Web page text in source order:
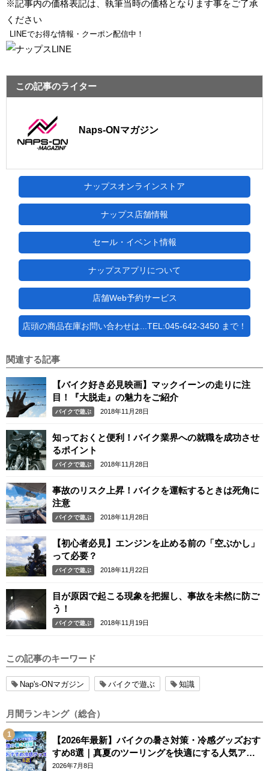
※記事内の価格表記は、執筆当時の価格となります事をご了承
ください
LINEでお得な情報・クーポン配信中！
この記事のライター
Naps-ONマガジン
ナップスオンラインストア
ナップス店舗情報
セール・イベント情報
ナップスアプリについて
店舗Web予約サービス
店頭の商品在庫お問い合わせは...TEL:045-642-3450 まで！
関連する記事
【バイク好き必見映画】マックイーンの走りに注
目！『大脱走』の魅力をご紹介
バイクで遊ぶ 2018年11月28日
知っておくと便利！バイク業界への就職を成功させ
るポイント
バイクで遊ぶ 2018年11月28日
事故のリスク上昇！バイクを運転するときは死角に
注意
バイクで遊ぶ 2018年11月28日
【初心者必見】エンジンを止める前の「空ぶかし」
って必要？
バイクで遊ぶ 2018年11月22日
目が原因で起こる現象を把握し、事故を未然に防ご
う！
バイクで遊ぶ 2018年11月19日
この記事のキーワード
Nap's-ONマガジン バイクで遊ぶ 知識
月間ランキング（総合）
【2026年最新】バイクの暑さ対策・冷感グッズおす
すめ8選｜真夏のツーリングを快適にする人気アイ
テム
2026年7月8日